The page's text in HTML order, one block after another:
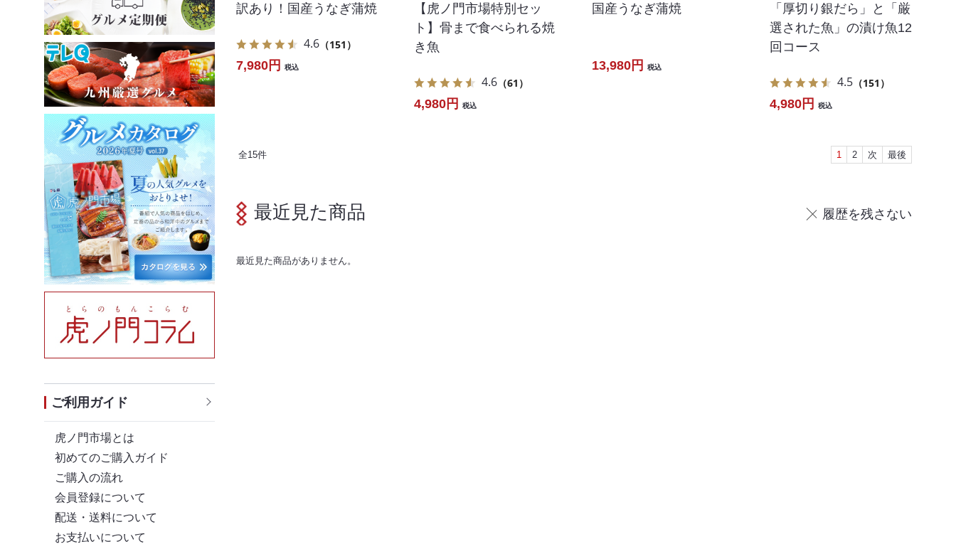
ご利用ガイド
虎ノ門市場とは
初めてのご購入ガイド
ご購入の流れ
会員登録について
配送・送料について
お支払いについて
訳あり！国産うなぎ蒲焼
4.6 （151）
7,980円 税込
【虎ノ門市場特別セッ
ト】骨まで食べられる焼
き魚
4.6 （61）
4,980円 税込
国産うなぎ蒲焼
13,980円 税込
「厚切り銀だら」と「厳
選された魚」の漬け魚12
回コース
4.5 （151）
4,980円 税込
全15件 1 2 次 最後
最近見た商品 履歴を残さない
最近見た商品がありません。